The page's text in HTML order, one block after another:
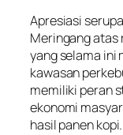
Apresiasi
Meringang atas
yang selama ini
kawasan
memiliki peran
ekonomi
hasil panen kopi.